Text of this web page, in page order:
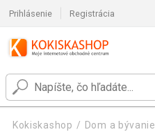
Prihlásenie Registrácia
Kokiskashop Dom a bývanie